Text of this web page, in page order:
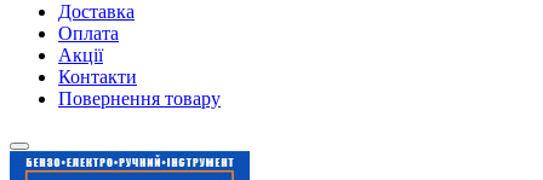
Доставка
Оплата
Акції
Контакти
Повернення товару